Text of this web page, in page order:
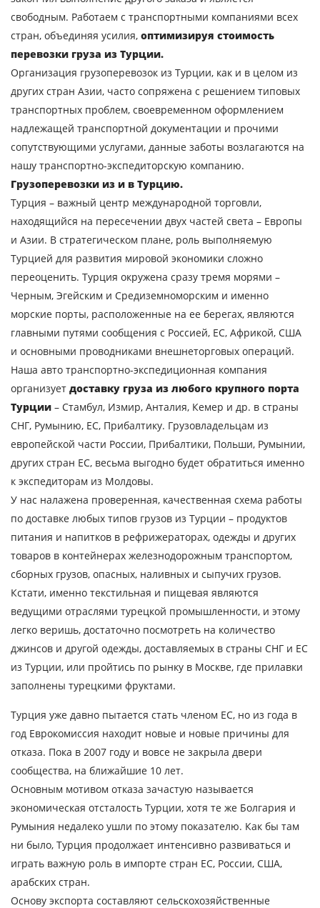
свободным. Работаем с транспортными компаниями всех
стран, объединяя усилия, оптимизируя стоимость
перевозки груза из Турции.
Организация грузоперевозок из Турции, как и в целом из
других стран Азии, часто сопряжена с решением типовых
транспортных проблем, своевременном оформлением
надлежащей транспортной документации и прочими
сопутствующими услугами, данные заботы возлагаются на
нашу транспортно-экспедиторскую компанию.
Грузоперевозки из и в Турцию.
Турция – важный центр международной торговли,
находящийся на пересечении двух частей света – Европы
и Азии. В стратегическом плане, роль выполняемую
Турцией для развития мировой экономики сложно
переоценить. Турция окружена сразу тремя морями –
Черным, Эгейским и Средиземноморским и именно
морские порты, расположенные на ее берегах, являются
главными путями сообщения с Россией, ЕС, Африкой, США
и основными проводниками внешнеторговых операций.
Наша авто транспортно-экспедиционная компания
организует доставку груза из любого крупного порта
Турции – Стамбул, Измир, Анталия, Кемер и др. в страны
СНГ, Румынию, ЕС, Прибалтику. Грузовладельцам из
европейской части России, Прибалтики, Польши, Румынии,
других стран ЕС, весьма выгодно будет обратиться именно
к экспедиторам из Молдовы.
У нас налажена проверенная, качественная схема работы
по доставке любых типов грузов из Турции – продуктов
питания и напитков в рефрижераторах, одежды и других
товаров в контейнерах железнодорожным транспортом,
сборных грузов, опасных, наливных и сыпучих грузов.
Кстати, именно текстильная и пищевая являются
ведущими отраслями турецкой промышленности, и этому
легко веришь, достаточно посмотреть на количество
джинсов и другой одежды, доставляемых в страны СНГ и ЕС
из Турции, или пройтись по рынку в Москве, где прилавки
заполнены турецкими фруктами.
Турция уже давно пытается стать членом ЕС, но из года в
год Еврокомиссия находит новые и новые причины для
отказа. Пока в 2007 году и вовсе не закрыла двери
сообщества, на ближайшие 10 лет.
Основным мотивом отказа зачастую называется
экономическая отсталость Турции, хотя те же Болгария и
Румыния недалеко ушли по этому показателю. Как бы там
ни было, Турция продолжает интенсивно развиваться и
играть важную роль в импорте стран ЕС, России, США,
арабских стран.
Основу экспорта составляют сельскохозяйственные
Узнать стоимость
перевозки
Город загрузки
Страна выгрузки
Город выгрузки
Наименование груза
Дата загрузки
Тип транспорта
Вес груза, ( т )
Контактное лицо
E-mail
Отправляя заявку, вы соглашаетесь на
обработку персональных данных.
ОТПРАВИТЬ